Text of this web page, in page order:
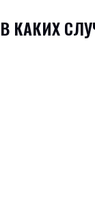
В КАКИХ